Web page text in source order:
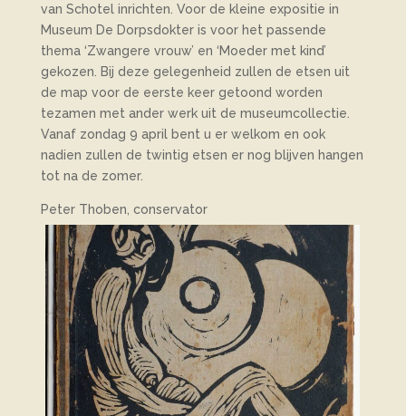
van Schotel inrichten. Voor de kleine expositie in
Museum De Dorpsdokter is voor het passende
thema ‘Zwangere vrouw’ en ‘Moeder met kind’
gekozen. Bij deze gelegenheid zullen de etsen uit
de map voor de eerste keer getoond worden
tezamen met ander werk uit de museumcollectie.
Vanaf zondag 9 april bent u er welkom en ook
nadien zullen de twintig etsen er nog blijven hangen
tot na de zomer.
Peter Thoben, conservator